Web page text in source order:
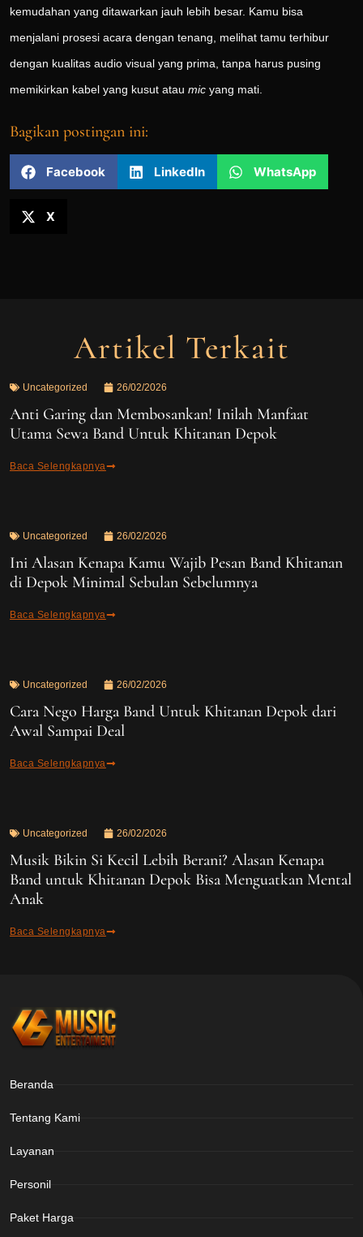
kemudahan yang ditawarkan jauh lebih besar. Kamu bisa
menjalani prosesi acara dengan tenang, melihat tamu terhibur
dengan kualitas audio visual yang prima, tanpa harus pusing
memikirkan kabel yang kusut atau mic yang mati.
Bagikan postingan ini:
Facebook LinkedIn WhatsApp
X
Artikel Terkait
Uncategorized 26/02/2026
Anti Garing dan Membosankan! Inilah Manfaat
Utama Sewa Band Untuk Khitanan Depok
Baca Selengkapnya
Uncategorized 26/02/2026
Ini Alasan Kenapa Kamu Wajib Pesan Band Khitanan
di Depok Minimal Sebulan Sebelumnya
Baca Selengkapnya
Uncategorized 26/02/2026
Cara Nego Harga Band Untuk Khitanan Depok dari
Awal Sampai Deal
Baca Selengkapnya
Uncategorized 26/02/2026
Musik Bikin Si Kecil Lebih Berani? Alasan Kenapa
Band untuk Khitanan Depok Bisa Menguatkan Mental
Anak
Baca Selengkapnya
Beranda
Tentang Kami
Layanan
Personil
Paket Harga